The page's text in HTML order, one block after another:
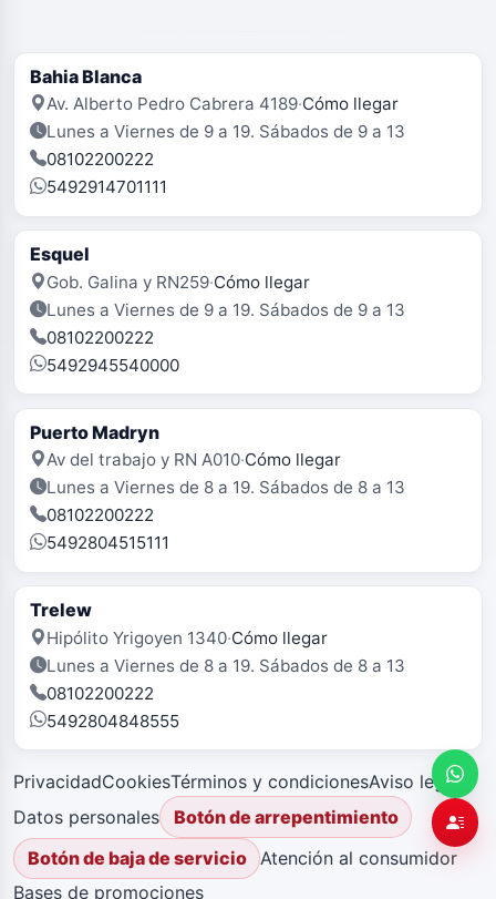
Bahia Blanca
Av. Alberto Pedro Cabrera 4189·Cómo llegar
Lunes a Viernes de 9 a 19. Sábados de 9 a 13
08102200222
5492914701111
Esquel
Gob. Galina y RN259·Cómo llegar
Lunes a Viernes de 9 a 19. Sábados de 9 a 13
08102200222
5492945540000
Puerto Madryn
Av del trabajo y RN A010·Cómo llegar
Lunes a Viernes de 8 a 19. Sábados de 8 a 13
08102200222
5492804515111
Trelew
Hipólito Yrigoyen 1340·Cómo llegar
Lunes a Viernes de 8 a 19. Sábados de 8 a 13
08102200222
5492804848555
PrivacidadCookiesTérminos y condicionesAviso legal
Datos personales
Botón de arrepentimiento
Botón de baja de servicio
Atención al consumidor
Bases de promociones